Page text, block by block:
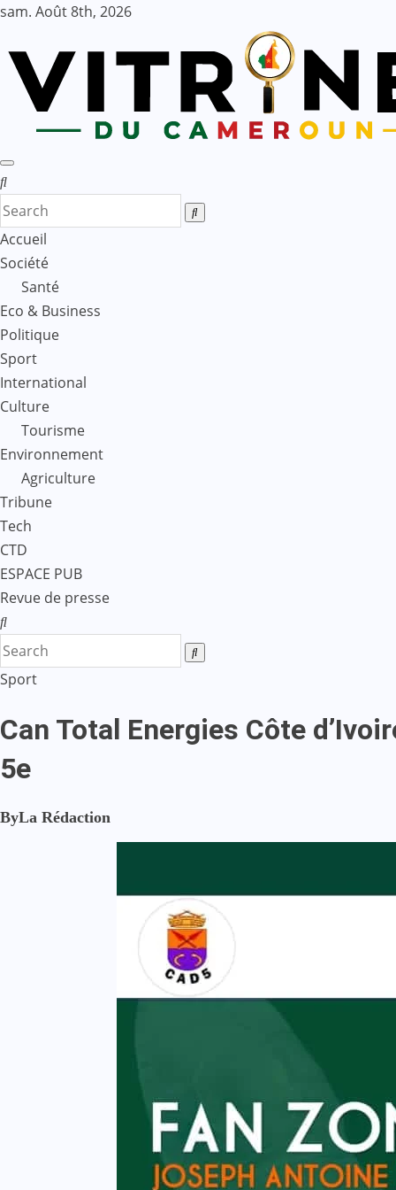
Skip
content
sam. Août 8th, 2026
Accueil
Société
Santé
Eco & Business
Politique
Sport
International
Culture
Tourisme
Environnement
Agriculture
Tribune
Tech
CTD
ESPACE PUB
Revue de presse
Sport
Can Total Energies Côte
5e
ByLa Rédaction